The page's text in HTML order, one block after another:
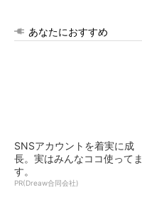
あなたにおすすめ
SNSアカウントを着実に成
長。実はみんなココ使ってま
す。
PR(Dreaw合同会社)